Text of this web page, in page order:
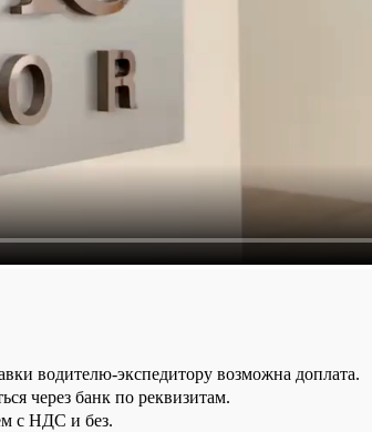
водителю-экспедитору возможна доплата.
через банк по реквизитам.
с НДС и без.